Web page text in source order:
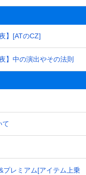
】[ATのCZ]
】中の演出やその法則
て
プレミアム[アイテム上乗